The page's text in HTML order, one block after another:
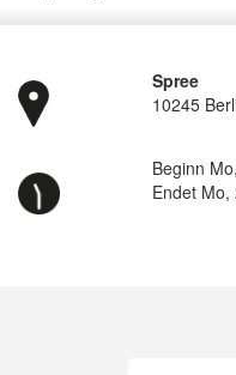
Spree
10245
Beginn
Endet